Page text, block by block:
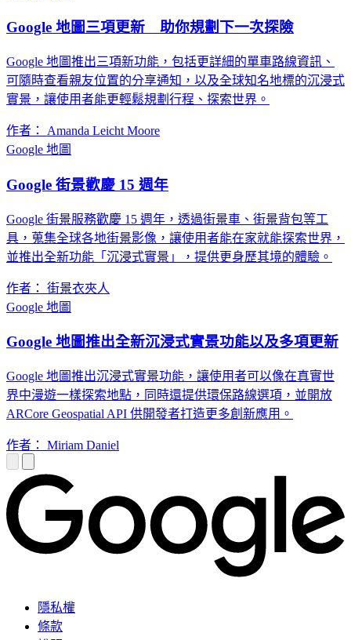
Google 地圖三項更新 助你規劃下一次探險
Google 地圖推出三項新功能，包括更詳細的單車路線資訊、
可隨時查看親友位置的分享通知，以及全球知名地標的沉浸式
實景，讓使用者能更輕鬆規劃行程、探索世界。
作者： Amanda Leicht Moore
Google 地圖
Google 街景歡慶 15 週年
Google 街景服務歡慶 15 週年，透過街景車、街景背包等工
具，蒐集全球各地街景影像，讓使用者能在家就能探索世界，
並推出全新功能「沉浸式實景」，提供更身歷其境的體驗。
作者： 街景衣夾人
Google 地圖
Google 地圖推出全新沉浸式實景功能以及多項更新
Google 地圖推出沉浸式實景功能，讓使用者可以像在真實世
界中漫遊一樣探索地點，同時還提供環保路線選項，並開放
ARCore Geospatial API 供開發者打造更多創新應用。
作者： Miriam Daniel
隱私權
條款